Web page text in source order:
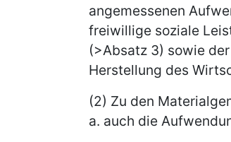
angemessenen
freiwillige soziale
(>Absatz 3) sowie
Herstellung des
(2) Zu den
a. auch die